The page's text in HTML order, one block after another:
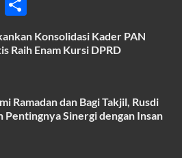
m
ail
h
ar
Konsolidasi Kader PAN
Raih Enam Kursi DPRD
Ramadan dan Bagi Takjil, Rusdi
Pentingnya Sinergi dengan Insan